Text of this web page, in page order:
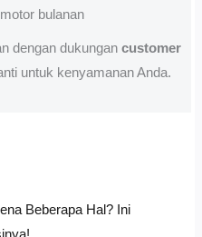
bulanan
dengan dukungan customer
untuk kenyamanan Anda.
Beberapa Hal? Ini